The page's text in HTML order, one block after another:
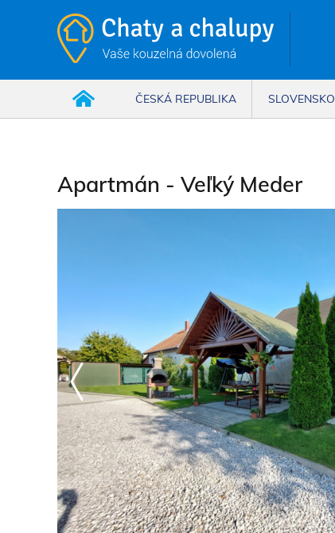
Apartmán - Veľký Meder
ČESKÁ REPUBLIKA SLOVENSKO